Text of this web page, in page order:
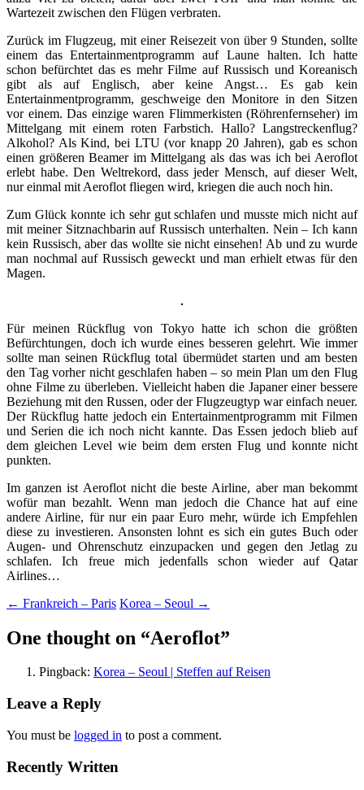
Wartezeit zwischen den Flügen verbraten.
Zurück im Flugzeug, mit einer Reisezeit von über 9 Stunden, sollte
einem das Entertainmentprogramm auf Laune halten. Ich hatte
schon befürchtet das es mehr Filme auf Russisch und Koreanisch
gibt als auf Englisch, aber keine Angst… Es gab kein
Entertainmentprogramm, geschweige den Monitore in den Sitzen
vor einem. Das einzige waren Flimmerkisten (Röhrenfernseher) im
Mittelgang mit einem roten Farbstich. Hallo? Langstreckenflug?
Alkohol? Als Kind, bei LTU (vor knapp 20 Jahren), gab es schon
einen größeren Beamer im Mittelgang als das was ich bei Aeroflot
erlebt habe. Den Weltrekord, dass jeder Mensch, auf dieser Welt,
nur einmal mit Aeroflot fliegen wird, kriegen die auch noch hin.
Zum Glück konnte ich sehr gut schlafen und musste mich nicht auf
mit meiner Sitznachbarin auf Russisch unterhalten. Nein – Ich kann
kein Russisch, aber das wollte sie nicht einsehen! Ab und zu wurde
man nochmal auf Russisch geweckt und man erhielt etwas für den
Magen.
Für meinen Rückflug von Tokyo hatte ich schon die größten
Befürchtungen, doch ich wurde eines besseren gelehrt. Wie immer
sollte man seinen Rückflug total übermüdet starten und am besten
den Tag vorher nicht geschlafen haben – so mein Plan um den Flug
ohne Filme zu überleben. Vielleicht haben die Japaner einer bessere
Beziehung mit den Russen, oder der Flugzeugtyp war einfach neuer.
Der Rückflug hatte jedoch ein Entertainmentprogramm mit Filmen
und Serien die ich noch nicht kannte. Das Essen jedoch blieb auf
dem gleichen Level wie beim dem ersten Flug und konnte nicht
punkten.
Im ganzen ist Aeroflot nicht die beste Airline, aber man bekommt
wofür man bezahlt. Wenn man jedoch die Chance hat auf eine
andere Airline, für nur ein paar Euro mehr, würde ich Empfehlen
diese zu investieren. Ansonsten lohnt es sich ein gutes Buch oder
Augen- und Ohrenschutz einzupacken und gegen den Jetlag zu
schlafen. Ich freue mich jedenfalls schon wieder auf Qatar
Airlines…
Post
navigation
← Frankreich – Paris Korea – Seoul →
One thought on “Aeroflot”
Pingback: Korea – Seoul | Steffen auf Reisen
Leave a Reply
You must be logged in to post a comment.
Recently Written